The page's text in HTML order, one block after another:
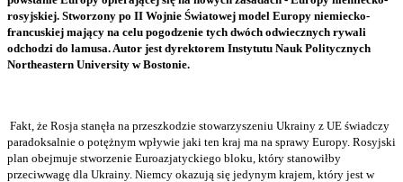
rosyjskiej. Stworzony po II Wojnie Światowej model Europy niemiecko-
francuskiej mający na celu pogodzenie tych dwóch odwiecznych rywali
odchodzi do lamusa. Autor jest dyrektorem Instytutu Nauk Politycznych
Northeastern University w Bostonie.
Fakt, że Rosja stanęła na przeszkodzie stowarzyszeniu Ukrainy z UE świadczy
paradoksalnie o potężnym wpływie jaki ten kraj ma na sprawy Europy. Rosyjski
plan obejmuje stworzenie Euroazjatyckiego bloku, który stanowiłby
przeciwwagę dla Ukrainy. Niemcy okazują się jedynym krajem, który jest w